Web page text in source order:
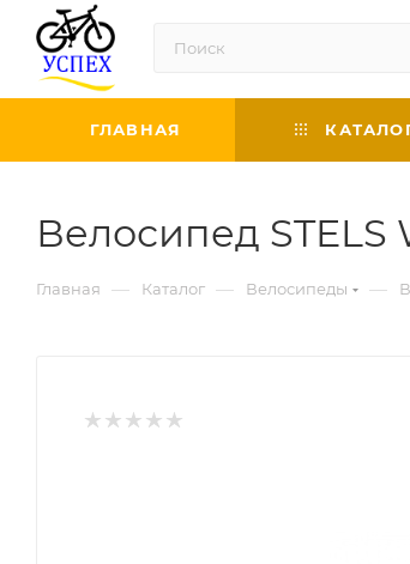
ГЛАВНАЯ
Велосипед STELS
Главная — Каталог — Велосипеды —